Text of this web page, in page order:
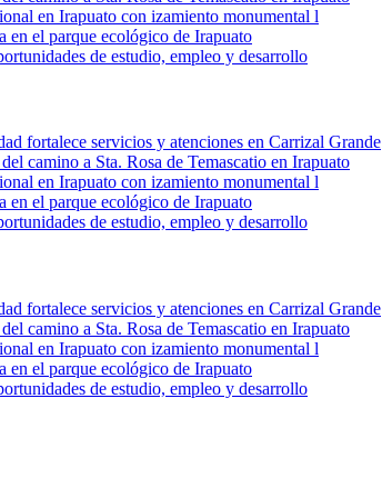
en Irapuato con izamiento monumental l
en el parque ecológico de Irapuato
de estudio, empleo y desarrollo
fortalece servicios y atenciones en Carrizal Grande
camino a Sta. Rosa de Temascatio en Irapuato
en Irapuato con izamiento monumental l
en el parque ecológico de Irapuato
de estudio, empleo y desarrollo
fortalece servicios y atenciones en Carrizal Grande
camino a Sta. Rosa de Temascatio en Irapuato
en Irapuato con izamiento monumental l
en el parque ecológico de Irapuato
de estudio, empleo y desarrollo